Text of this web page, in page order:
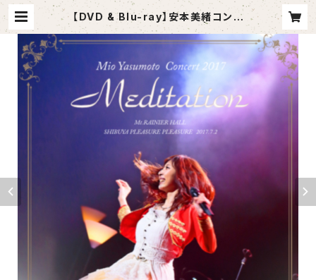
【DVD & Blu-ray】安本美緒コンサ
ート2017「Meditation」 | 安本美
緒SHOP